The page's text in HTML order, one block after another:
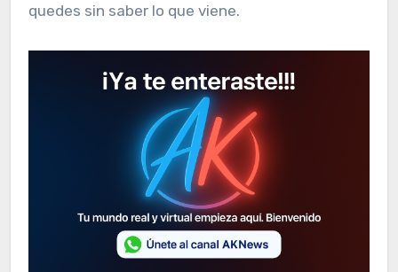
quedes sin saber lo que viene.